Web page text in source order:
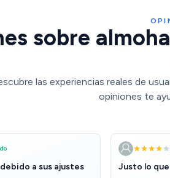
sobre
las experiencias reales de
opiniones te
a sus ajustes
Justo lo